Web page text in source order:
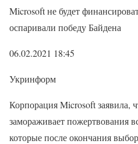
Microsoft не будет
оспаривали победу Байдена
06.02.2021 18:45
Укринформ
Корпорация Microsoft заявила,
замораживает пожертвования
которые после окончания